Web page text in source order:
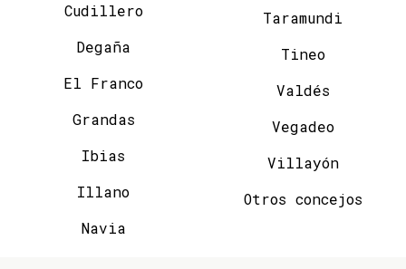
Cudillero
Degaña
El Franco
Grandas
Ibias
Illano
Navia
Taramundi
Tineo
Valdés
Vegadeo
Villayón
Otros concejos